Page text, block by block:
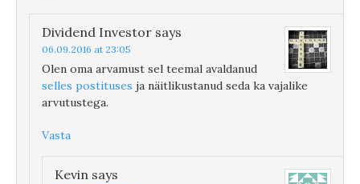
Dividend Investor says
06.09.2016 at 23:05
Olen oma arvamust sel teemal avaldanud
selles postituses ja näitlikustanud seda ka vajalike
arvutustega.
Vasta
Kevin says